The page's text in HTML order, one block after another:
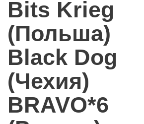
Bits Krieg
(Польша)
Black Dog
(Чехия)
BRAVO*6